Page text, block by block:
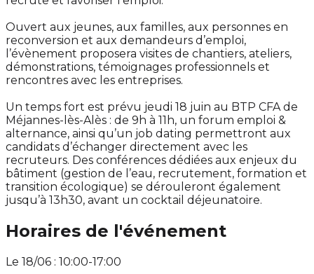
Ouvert aux jeunes, aux familles, aux personnes en
reconversion et aux demandeurs d’emploi,
l’évènement proposera visites de chantiers, ateliers,
démonstrations, témoignages professionnels et
rencontres avec les entreprises.
Un temps fort est prévu jeudi 18 juin au BTP CFA de
Méjannes-lès-Alès : de 9h à 11h, un forum emploi &
alternance, ainsi qu’un job dating permettront aux
candidats d’échanger directement avec les
recruteurs. Des conférences dédiées aux enjeux du
bâtiment (gestion de l’eau, recrutement, formation et
transition écologique) se dérouleront également
jusqu’à 13h30, avant un cocktail déjeunatoire.
Horaires de l'événement
Le 18/06 : 10:00-17:00